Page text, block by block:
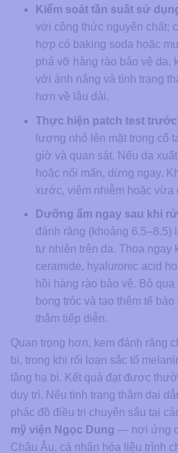
Kiểm soát tần suất sử
với công thức nguyên chất;
hợp có baking soda hoặc
phá vỡ hàng rào bảo vệ da,
với ánh nắng và tình trạng
hơn về lâu dài.
Thực hiện patch test
lượng nhỏ lên mặt trong cổ
giờ và quan sát. Nếu da
hoặc nổi mẩn, dừng ngay.
xước, viêm nhiễm hoặc vừa
Dưỡng ẩm ngay sau khi
đánh răng (khoảng 6.5–8.5)
tự nhiên trên da. Thoa ngay
ceramide, hyaluronic acid
hồi hàng rào bảo vệ. Bỏ
bong tróc và tạo thêm tế
thâm tiếp diễn.
Quan trọng hơn, kem đánh răng
bì, trong khi rối loạn sắc tố
tầng hạ bì. Kết quả đạt được
duy trì. Nếu tình trạng thâm dai
phác đồ điều trị chuyên sâu tại
mỹ viện Ngọc Dung — nơi ứng
Châu Âu, cá nhân hóa liệu trình